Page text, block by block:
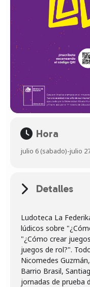
Hora
julio 6 (sabado)-julio
Detalles
Ludoteca La
lúdicos sobre
"¿Cómo crear
juegos de rol?".
Nicomedes
Barrio Brasil,
jornadas de prueba